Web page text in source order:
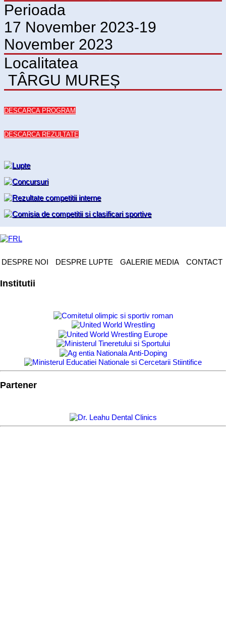
Perioada
17 November 2023-19
November 2023
Localitatea
TÂRGU MUREȘ
DESCARCA PROGRAM
DESCARCA REZULTATE
DESPRE NOI DESPRE LUPTE GALERIE MEDIA CONTACT
Institutii
Partener